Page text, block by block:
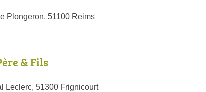
Plongeron, 51100 Reims
& Fils
Leclerc, 51300 Frignicourt